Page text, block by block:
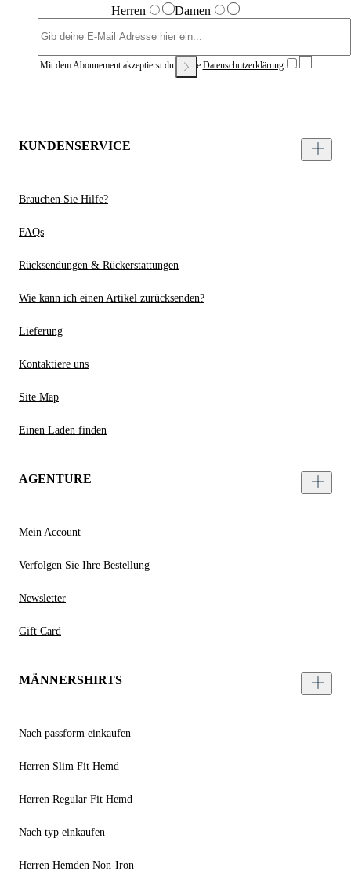
Herren Damen
Mit dem Abonnement akzeptierst du unsere Datenschutzerklärung
KUNDENSERVICE
Brauchen Sie Hilfe?
FAQs
Rücksendungen & Rückerstattungen
Wie kann ich einen Artikel zurücksenden?
Lieferung
Kontaktiere uns
Site Map
Einen Laden finden
AGENTURE
Mein Account
Verfolgen Sie Ihre Bestellung
Newsletter
Gift Card
MÄNNERSHIRTS
Nach passform einkaufen
Herren Slim Fit Hemd
Herren Regular Fit Hemd
Nach typ einkaufen
Herren Hemden Non-Iron